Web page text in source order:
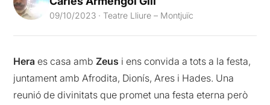
09/10/2023 · Teatre Lliure – Montjuïc
Hera es casa ambZeus i ens convida a tots a la festa,
juntament amb Afrodita, Dionís, Ares i Hades. Una
reunió de divinitats que promet una festa eterna però